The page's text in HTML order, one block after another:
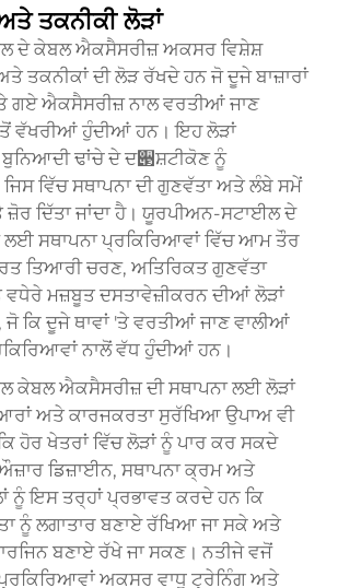
ਤਕਨੀਕੀ ਲੋੜਾਂ
ਦੇ ਕੇਬਲ ਐਕਸੈਸਰੀਜ਼ ਅਕਸਰ ਵਿਸ਼ੇਸ਼
ਤਕਨੀਕਾਂ ਦੀ ਲੋੜ ਰੱਖਦੇ ਹਨ ਜੋ ਦੂਜੇ ਬਾਜ਼ਾਰਾਂ
ਗਏ ਐਕਸੈਸਰੀਜ਼ ਨਾਲ ਵਰਤੀਆਂ ਜਾਣ
ਤੋਂ ਵੱਖਰੀਆਂ ਹੁੰਦੀਆਂ ਹਨ। ਇਹ ਲੋੜਾਂ
ਬੁਨਿਆਦੀ ਢਾਂਚੇ ਦੇ ਦ੃ਸ਼ਟੀਕੋਣ ਨੂੰ
ਵਿੱਚ ਸਥਾਪਨਾ ਦੀ ਗੁਣਵੱਤਾ ਅਤੇ ਲੰਬੇ ਸਮੇਂ
ਦਿੱਤਾ ਜਾਂਦਾ ਹੈ। ਯੂਰਪੀਅਨ-ਸਟਾਈਲ ਦੇ
ਸਥਾਪਨਾ ਪ੍ਰਕਿਰਿਆਵਾਂ ਵਿੱਚ ਆਮ ਤੌਰ
ਤਿਆਰੀ ਚਰਣ, ਅਤਿਰਿਕਤ ਗੁਣਵੱਤਾ
ਵਧੇਰੇ ਮਜ਼ਬੂਤ ਦਸਤਾਵੇਜ਼ੀਕਰਨ ਦੀਆਂ ਲੋੜਾਂ
ਕਿ ਦੂਜੇ ਥਾਵਾਂ 'ਤੇ ਵਰਤੀਆਂ ਜਾਣ ਵਾਲੀਆਂ
ਨਾਲੋਂ ਵੱਧ ਹੁੰਦੀਆਂ ਹਨ।
ਕੇਬਲ ਐਕਸੈਸਰੀਜ਼ ਦੀ ਸਥਾਪਨਾ ਲਈ ਲੋੜਾਂ
ਅਤੇ ਕਾਰਜਕਰਤਾ ਸੁਰੱਖਿਆ ਉਪਾਅ ਵੀ
ਹੋਰ ਖੇਤਰਾਂ ਵਿੱਚ ਲੋੜਾਂ ਨੂੰ ਪਾਰ ਕਰ ਸਕਦੇ
ਡਿਜ਼ਾਈਨ, ਸਥਾਪਨਾ ਕ੍ਰਮ ਅਤੇ
ਨੂੰ ਇਸ ਤਰ੍ਹਾਂ ਪ੍ਰਭਾਵਤ ਕਰਦੇ ਹਨ ਕਿ
ਨੂੰ ਲਗਾਤਾਰ ਬਣਾਏ ਰੱਖਿਆ ਜਾ ਸਕੇ ਅਤੇ
ਬਣਾਏ ਰੱਖੇ ਜਾ ਸਕਣ। ਨਤੀਜੇ ਵਜੋਂ
ਅਕਸਰ ਵਾਧੂ ਟ੍ਰੇਨਿੰਗ ਅਤੇ